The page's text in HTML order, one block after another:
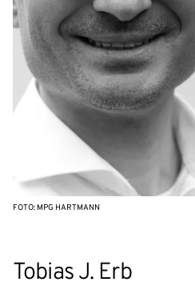
Tobias J. Erb
FOTO: MPG HARTMANN